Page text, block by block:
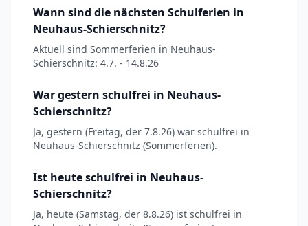
Wann sind die nächsten Schulferien in
Neuhaus-Schierschnitz?
Aktuell sind Sommerferien in Neuhaus-
Schierschnitz: 4.7. - 14.8.26
War gestern schulfrei in Neuhaus-
Schierschnitz?
Ja, gestern (Freitag, der 7.8.26) war schulfrei in
Neuhaus-Schierschnitz (Sommerferien).
Ist heute schulfrei in Neuhaus-
Schierschnitz?
Ja, heute (Samstag, der 8.8.26) ist schulfrei in